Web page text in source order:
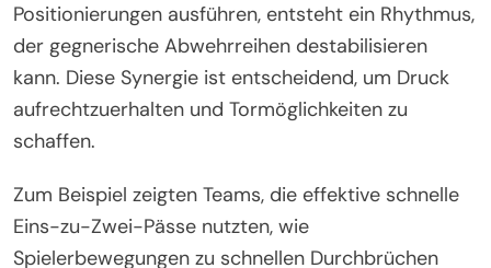
Positionierungen ausführen, entsteht ein Rhythmus,
der gegnerische Abwehrreihen destabilisieren
kann. Diese Synergie ist entscheidend, um Druck
aufrechtzuerhalten und Tormöglichkeiten zu
schaffen.
Zum Beispiel zeigten Teams, die effektive schnelle
Eins-zu-Zwei-Pässe nutzten, wie
Spielerbewegungen zu schnellen Durchbrüchen